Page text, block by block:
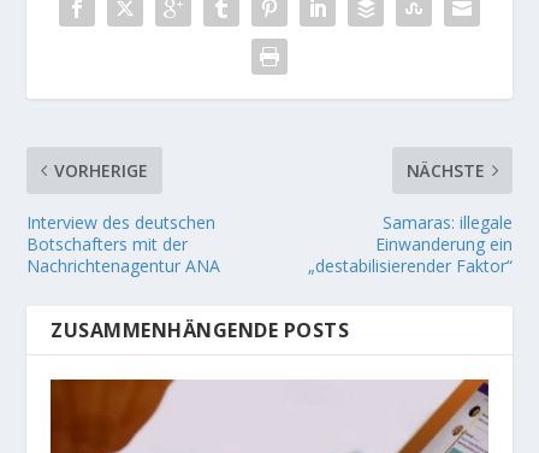
VORHERIGE
Interview des deutschen
Botschafters mit der
Nachrichtenagentur ANA
NÄCHSTE
Samaras: illegale
Einwanderung ein
„destabilisierender Faktor“
ZUSAMMENHÄNGENDE POSTS